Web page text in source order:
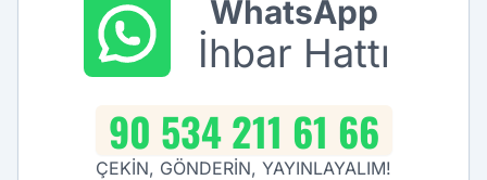
WhatsApp
İhbar Hattı
90 534 211 61 66
ÇEKİN, GÖNDERİN, YAYINLAYALIM!